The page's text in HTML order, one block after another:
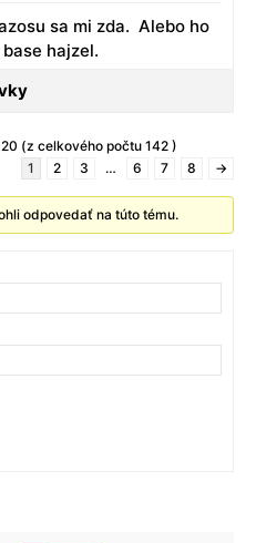
sa mi zda. Alebo ho
hajzel.
(z celkového počtu 142 )
1
2 3 … 6 7 8 →
odpovedať na túto tému.